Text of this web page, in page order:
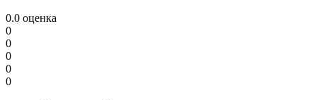
0.0 оценка
0
0
0
0
0